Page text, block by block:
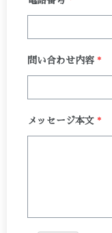
問い合わせ内容 *
メッセージ本文 *